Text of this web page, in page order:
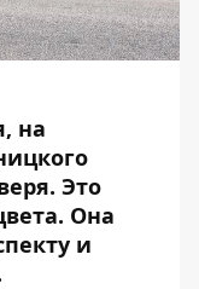
на
Это
Она
и